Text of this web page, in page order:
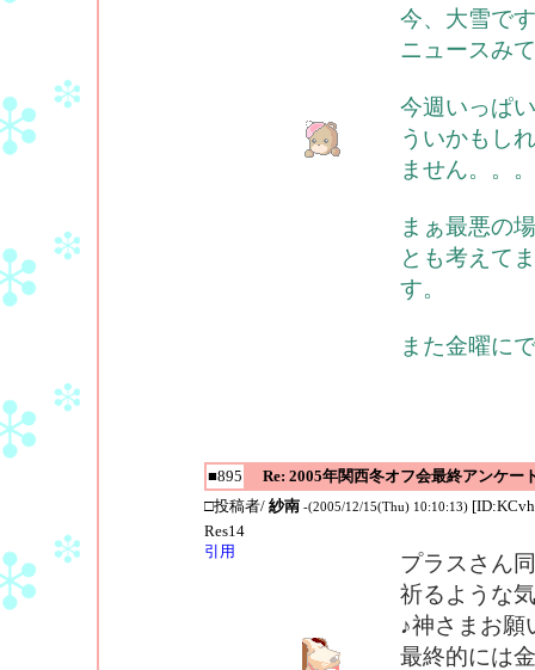
今、大雪で
ニュースみ
今週いっぱ
ういかもしれ
ません。。
まぁ最悪の
とも考えてま
す。
また金曜に
■895
Re: 2005年関西冬オフ会最終アンケー
□投稿者/ 紗南 -(2005/12/15(Thu) 10:10:13)
Res14
引用
プラスさん
祈るような
♪神さまお願
最終的には